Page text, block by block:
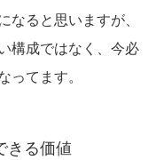
なると思いますが、
構成ではなく、今必
ってます。
きる価値